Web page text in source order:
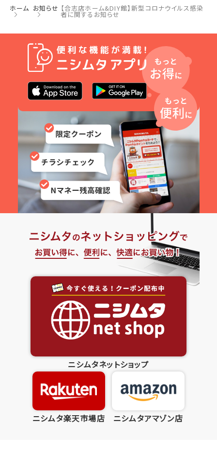
ホーム お知らせ 【合志店ホーム&DIY館】新型コロナウイルス感染
者に関するお知らせ
ニシムタネットショップ
ニシムタ楽天市場店 ニシムタアマゾン店